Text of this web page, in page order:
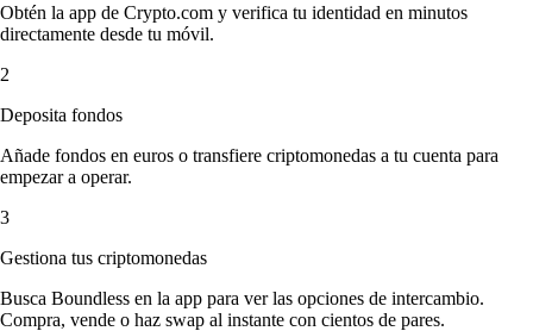
Obtén la app de Crypto.com y verifica tu identidad en minutos
directamente desde tu móvil.
2
Deposita fondos
Añade fondos en euros o transfiere criptomonedas a tu cuenta para
empezar a operar.
3
Gestiona tus criptomonedas
Busca Boundless en la app para ver las opciones de intercambio.
Compra, vende o haz swap al instante con cientos de pares.